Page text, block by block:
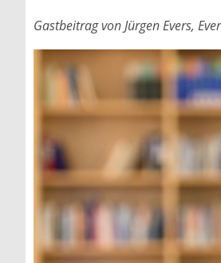
Gastbeitrag von Jürgen Evers,